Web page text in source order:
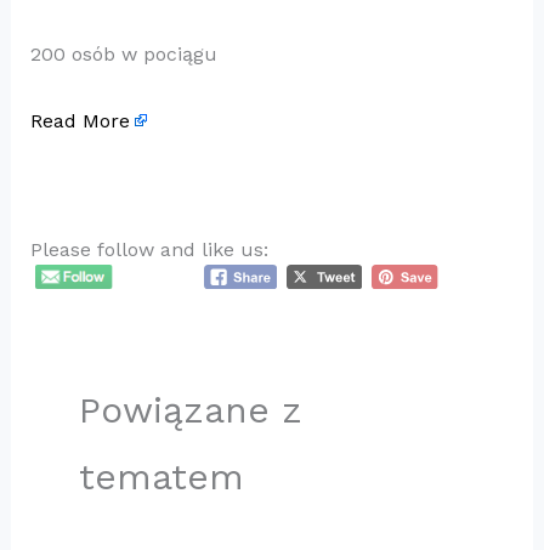
200 osób w pociągu
Read More
Please follow and like us:
Powiązane z
tematem